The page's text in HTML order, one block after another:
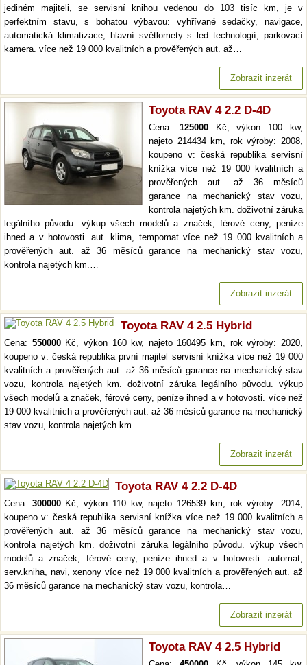
jediném majiteli, se servisní knihou vedenou do 103 tisíc km, je v
perfektním stavu, s bohatou výbavou: vyhřívané sedačky, navigace,
automatická klimatizace, hlavní světlomety s led technologií, parkovací
kamera. více než 19 000 kvalitních a prověřených aut. až…
Zobrazit inzerát
Toyota RAV 4 2.2 D-4D
Cena: 125000Kč, výkon 100 kw,
najeto 214434 km, rok výroby: 2008,
koupeno v: česká republika servisní
knížka více než 19 000 kvalitních a
prověřených aut. až 36 měsíců
garance na mechanický stav vozu,
kontrola najetých km. doživotní záruka
legálního původu. výkup všech modelů a značek, férové ceny, peníze
ihned a v hotovosti. aut. klima, tempomat více než 19 000 kvalitních a
prověřených aut. až 36 měsíců garance na mechanický stav vozu,
kontrola najetých km.…
Zobrazit inzerát
Toyota RAV 4 2.5 Hybrid
Cena: 550000Kč, výkon 160 kw, najeto 160495 km, rok výroby: 2020,
koupeno v: česká republika první majitel servisní knížka více než 19 000
kvalitních a prověřených aut. až 36 měsíců garance na mechanický stav
vozu, kontrola najetých km. doživotní záruka legálního původu. výkup
všech modelů a značek, férové ceny, peníze ihned a v hotovosti. více než
19 000 kvalitních a prověřených aut. až 36 měsíců garance na mechanický
stav vozu, kontrola najetých km.…
Zobrazit inzerát
Toyota RAV 4 2.2 D-4D
Cena: 300000Kč, výkon 110 kw, najeto 126539 km, rok výroby: 2014,
koupeno v: česká republika servisní knížka více než 19 000 kvalitních a
prověřených aut. až 36 měsíců garance na mechanický stav vozu,
kontrola najetých km. doživotní záruka legálního původu. výkup všech
modelů a značek, férové ceny, peníze ihned a v hotovosti. automat,
serv.kniha, navi, xenony více než 19 000 kvalitních a prověřených aut. až
36 měsíců garance na mechanický stav vozu, kontrola…
Zobrazit inzerát
Toyota RAV 4 2.5 Hybrid